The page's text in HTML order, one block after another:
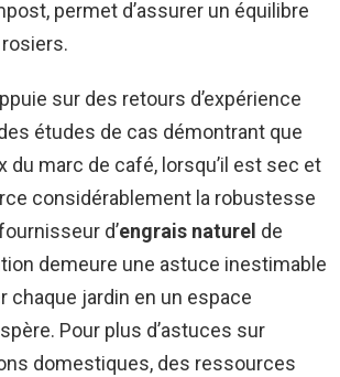
permet d’assurer un équilibre
sur des retours d’expérience
études de cas démontrant que
du marc de café, lorsqu’il est sec et
considérablement la robustesse
d’engrais naturel de
demeure une astuce inestimable
chaque jardin en un espace
Pour plus d’astuces sur
domestiques, des ressources